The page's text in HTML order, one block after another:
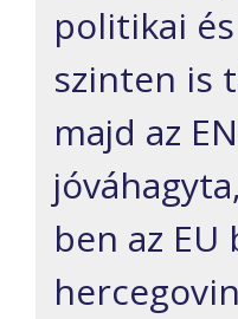
politikai
szinten is
majd az
ben az EU